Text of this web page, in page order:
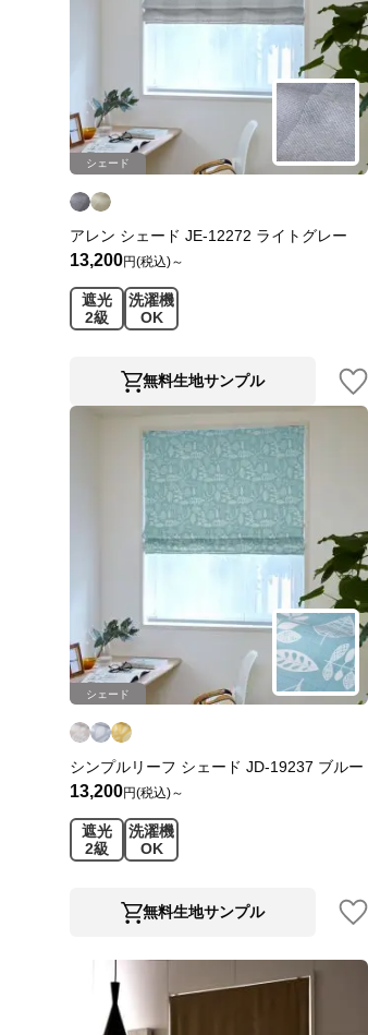
シェード
アレン シェード JE-12272 ライトグレー
13,200円(税込)～
遮光
2級
洗濯機
OK
無料生地サンプル
シェード
シンプルリーフ シェード JD-19237 ブルー
13,200円(税込)～
遮光
2級
洗濯機
OK
無料生地サンプル